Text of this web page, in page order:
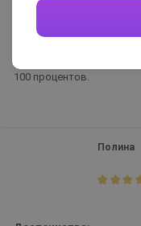
Комментарий:
100 процентов.
Полина